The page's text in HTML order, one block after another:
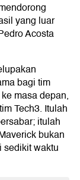
yang luar
Acosta
bagi tim
masa depan,
Tech3. Itulah
itulah
bukan
sedikit waktu